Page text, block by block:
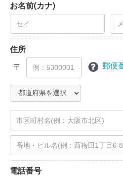
お名前(カナ)
住所
〒
郵便
電話番号